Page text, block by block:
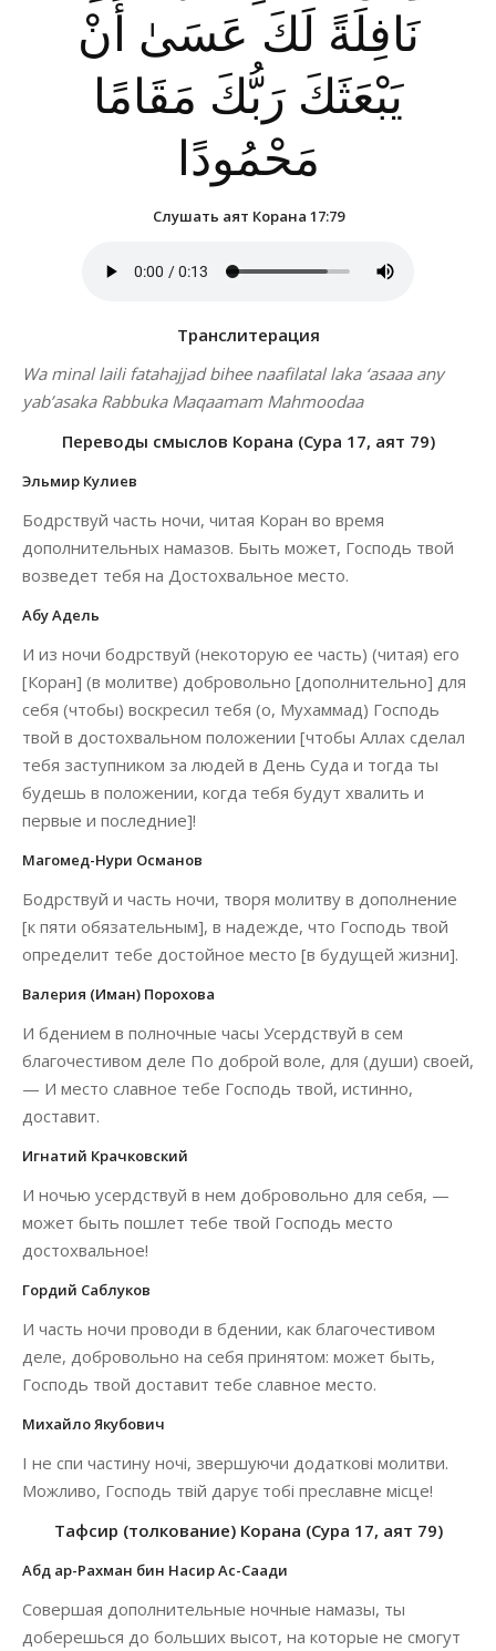
نَافِلَةً لَكَ عَسَىٰ أَنْ
يَبْعَثَكَ رَبُّكَ مَقَامًا
مَحْمُودًا
Слушать аят Корана 17:79
Транслитерация
Wa minal laili fatahajjad bihee naafilatal laka ‘asaaa any
yab’asaka Rabbuka Maqaamam Mahmoodaa
Переводы смыслов Корана (Сура 17, аят 79)
Эльмир Кулиев
Бодрствуй часть ночи, читая Коран во время
дополнительных намазов. Быть может, Господь твой
возведет тебя на Достохвальное место.
Абу Адель
И из ночи бодрствуй (некоторую ее часть) (читая) его
[Коран] (в молитве) добровольно [дополнительно] для
себя (чтобы) воскресил тебя (о, Мухаммад) Господь
твой в достохвальном положении [чтобы Аллах сделал
тебя заступником за людей в День Суда и тогда ты
будешь в положении, когда тебя будут хвалить и
первые и последние]!
Магомед-Нури Османов
Бодрствуй и часть ночи, творя молитву в дополнение
[к пяти обязательным], в надежде, что Господь твой
определит тебе достойное место [в будущей жизни].
Валерия (Иман) Порохова
И бдением в полночные часы Усердствуй в сем
благочестивом деле По доброй воле, для (души) своей,
— И место славное тебе Господь твой, истинно,
доставит.
Игнатий Крачковский
И ночью усердствуй в нем добровольно для себя, —
может быть пошлет тебе твой Господь место
достохвальное!
Гордий Саблуков
И часть ночи проводи в бдении, как благочестивом
деле, добровольно на себя принятом: может быть,
Господь твой доставит тебе славное место.
Михайло Якубович
І не спи частину ночі, звершуючи додаткові молитви.
Можливо, Господь твій дарує тобі преславне місце!
Тафсир (толкование) Корана (Сура 17, аят 79)
Абд ар-Рахман бин Насир Ас-Саади
Совершая дополнительные ночные намазы, ты
доберешься до больших высот, на которые не смогут